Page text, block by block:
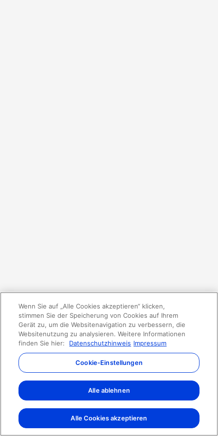
Wenn Sie auf „Alle Cookies akzeptieren“ klicken,
stimmen Sie der Speicherung von Cookies auf Ihrem
Gerät zu, um die Websitenavigation zu verbessern, die
Websitenutzung zu analysieren. Weitere Informationen
finden Sie hier:
Datenschutzhinweis Impressum
Cookie-Einstellungen
Alle ablehnen
Alle Cookies akzeptieren